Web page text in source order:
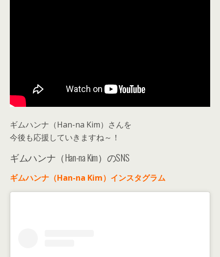
ギムハンナ（Han-na Kim）さんを
今後も応援していきますね～！
ギムハンナ（Han-na Kim）のSNS
ギムハンナ（Han-na Kim）インスタグラム